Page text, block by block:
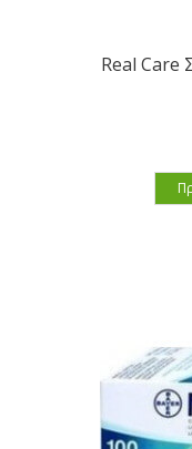
Real Care